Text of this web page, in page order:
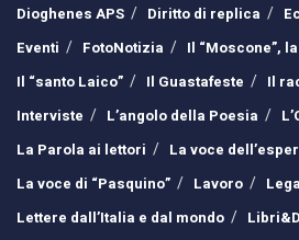
Dioghenes APS
Diritto di replica
Eventi
FotoNotizia
Il “Moscone”,
Il “santo Laico”
Il Guastafeste
Il
Interviste
L’angolo della Poesia
La Parola ai lettori
La voce
La voce di “Pasquino”
Lavoro
Lettere dall’Italia e dal mondo